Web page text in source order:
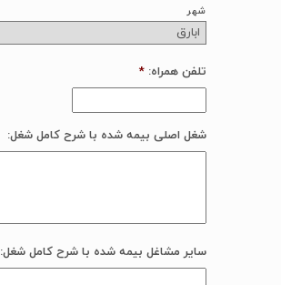
شهر
تلفن همراه: *
شغل اصلی بیمه شده با شرح کامل شغل:
سایر مشاغل بیمه شده با شرح کامل شغل: